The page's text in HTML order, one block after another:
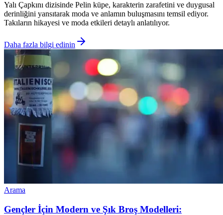
Yalı Çapkını dizisinde Pelin küpe, karakterin zarafetini ve duygusal
derinliğini yansıtarak moda ve anlamın buluşmasını temsil ediyor.
Takıların hikayesi ve moda etkileri detaylı anlatılıyor.
Daha fazla bilgi edinin
Arama
Gençler İçin Modern ve Şık Broş Modelleri: